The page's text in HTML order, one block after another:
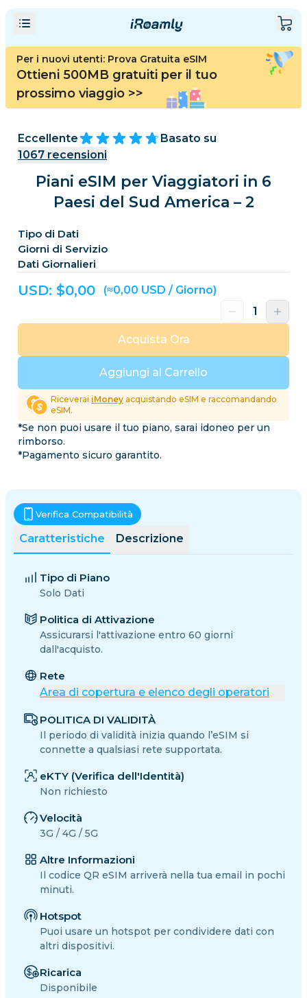
Per i nuovi utenti: Prova Gratuita eSIM
Ottieni 500MB gratuiti per il tuo
prossimo viaggio >>
Eccellente
Basato su
1067 recensioni
Piani eSIM per Viaggiatori in 6
Paesi del Sud America – 2
Tipo di Dati
Giorni di Servizio
Dati Giornalieri
USD: $0,00 (≈0,00 USD / Giorno)
Aggiungi al Carrello
Acquista Ora
Riceverai iMoney acquistando eSIM e raccomandando
eSIM.
*Se non puoi usare il tuo piano, sarai idoneo per un
rimborso.
*Pagamento sicuro garantito.
Caratteristiche Descrizione
Verifica Compatibilità
Tipo di Piano
Solo Dati
Politica di Attivazione
Assicurarsi l'attivazione entro 60 giorni
dall'acquisto.
Rete
Area di copertura e elenco degli operatori
POLITICA DI VALIDITÀ
Il periodo di validità inizia quando l’eSIM si
connette a qualsiasi rete supportata.
eKTY (Verifica dell'Identità)
Non richiesto
Velocità
3G / 4G / 5G
Altre Informazioni
Il codice QR eSIM arriverà nella tua email in pochi
minuti.
Hotspot
Puoi usare un hotspot per condividere dati con
altri dispositivi.
Ricarica
Disponibile